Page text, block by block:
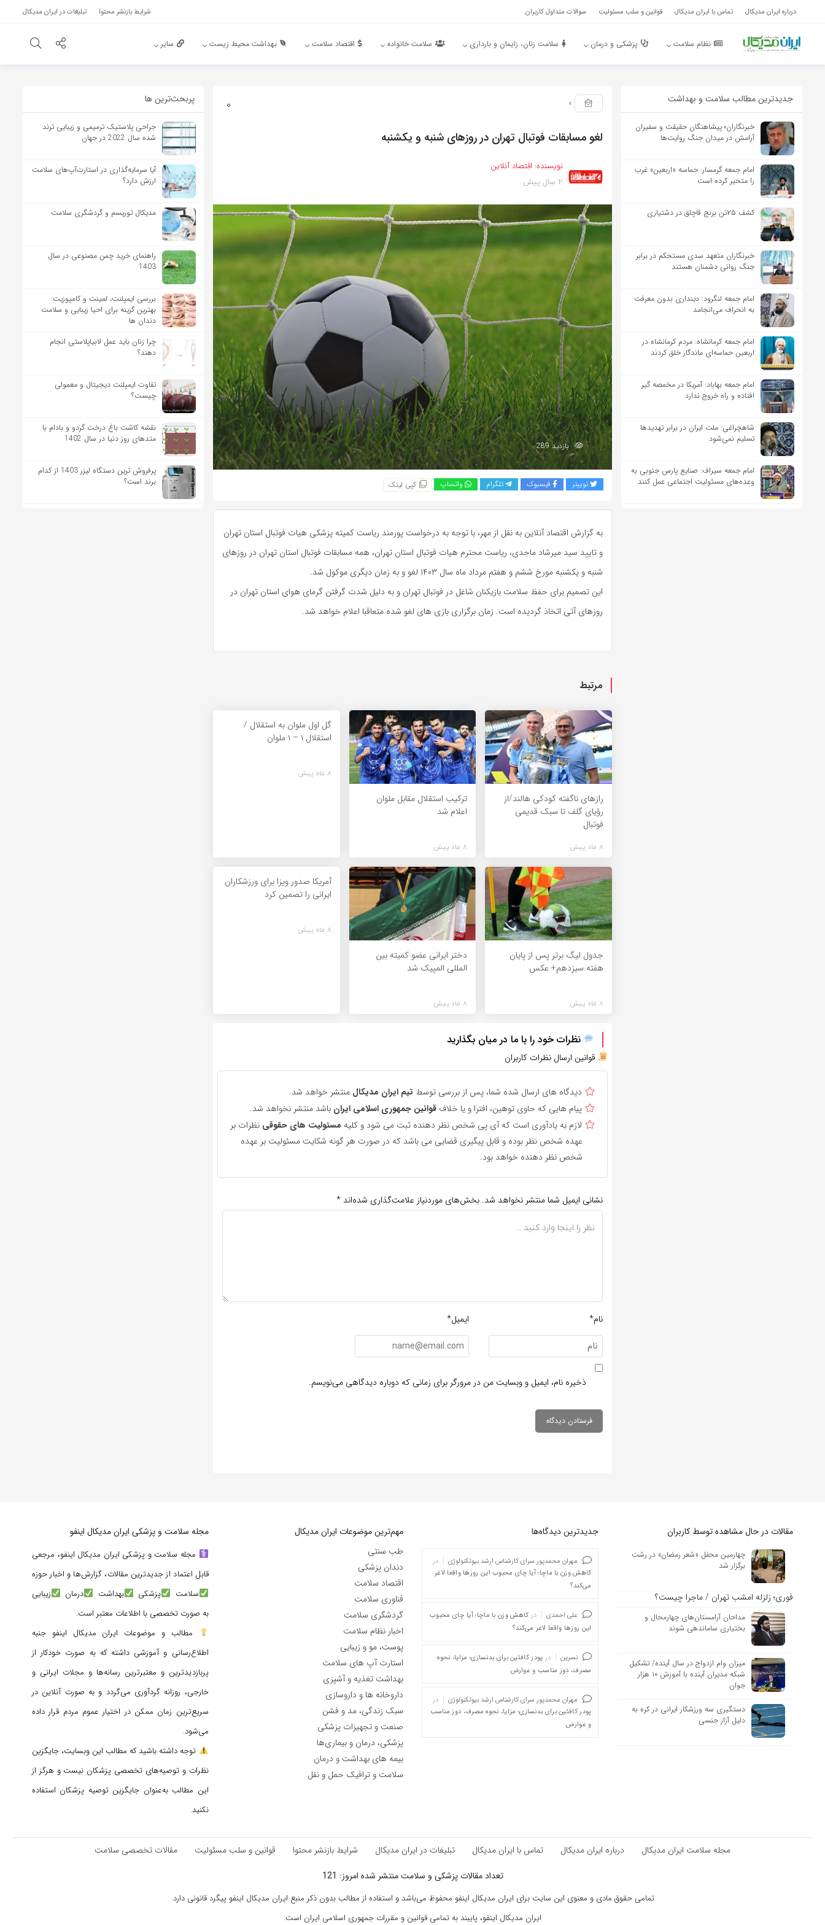
درباره ایران مدیکال تماس با ایران مدیکال قوانین و سلب مسئولیت سوالات متداول کاربران شرایط بازنشر محتوا تبلیغات در ایران مدیکال
نظام سلامت پزشکی و درمان سلامت زنان، زایمان و بارداری سلامت خانواده اقتصاد سلامت بهداشت محیط زیست سایر
جدیدترین مطالب سلامت و بهداشت
خبرنگاران؛ پیشاهنگان حقیقت و سفیران
آرامش در میدان جنگ روایت‌ها
امام جمعه گرمسار: حماسه «اربعین» غرب
را متحیر کرده است
کشف ۲۵تن برنج قاچاق در دشتیاری
خبرنگاران متعهد سدی مستحکم در برابر
جنگ روانی دشمنان هستند
امام جمعه لنگرود: دینداری بدون معرفت
به انحراف می‌انجامد
امام جمعه کرمانشاه: مردم کرمانشاه در
اربعین حماسه‌ای ماندگار خلق کردند
امام جمعه بهاباد: آمریکا در مخمصه گیر
افتاده و راه خروج ندارد
شاهچراغی: ملت ایران در برابر تهدیدها
تسلیم نمی‌شود
امام جمعه سیراف: صنایع پارس جنوبی به
وعده‌های مسئولیت اجتماعی عمل کنند
0
لغو مسابقات فوتبال تهران در روزهای شنبه و یکشنبه
نویسنده: اقتصاد آنلاین
2 سال پیش
بازدید 289
توییتر فیسبوک تلگرام واتساپ کپی لینک
به گزارش اقتصاد آنلاین به نقل از مهر، با توجه به درخواست پورمند ریاست کمیته پزشکی هیات فوتبال استان تهران
و تایید سید میرشاد ماجدی، ریاست محترم هیات فوتبال استان تهران، همه مسابقات فوتبال استان تهران در روزهای
شنبه و یکشنبه مورخ ششم و هفتم مرداد ماه سال ۱۴۰۳ لغو و به زمان دیگری موکول شد.
این تصمیم برای حفظ سلامت بازیکنان شاغل در فوتبال تهران و به دلیل شدت گرفتن گرمای هوای استان تهران در
روزهای آتی اتخاذ گردیده است. زمان برگزاری بازی های لغو شده متعاقبا اعلام خواهد شد.
مرتبط
راز‌های ناگفته کودکی هالند/از
رؤیای گلف تا سبک قدیمی
فوتبال
8 ماه پیش
ترکیب استقلال مقابل ملوان
اعلام شد
8 ماه پیش
گل اول ملوان به استقلال /
استقلال ۱ – ۱ ملوان
8 ماه پیش
جدول لیگ برتر پس از پایان
هفته سیزدهم+ عکس
8 ماه پیش
دختر ایرانی عضو کمیته بین
المللی المپیک شد
8 ماه پیش
آمریکا صدور ویزا برای ورزشکاران
ایرانی را تصمین کرد
8 ماه پیش
نظرات خود را با ما در میان بگذارید
قوانین ارسال نظرات کاربران
دیدگاه های ارسال شده شما، پس از بررسی توسط تیم ایران مدیکال منتشر خواهد شد.
پیام هایی که حاوی توهین، افترا و یا خلاف قوانین جمهوری اسلامی ایران باشد منتشر نخواهد شد.
لازم به یادآوری است که آی پی شخص نظر دهنده ثبت می شود و کلیه مسئولیت های حقوقی نظرات بر
عهده شخص نظر بوده و قابل پیگیری قضایی می باشد که در صورت هر گونه شکایت مسئولیت بر عهده
شخص نظر دهنده خواهد بود.
نشانی ایمیل شما منتشر نخواهد شد. بخش‌های موردنیاز علامت‌گذاری شده‌اند *
نام* ایمیل*
ذخیره نام، ایمیل و وبسایت من در مرورگر برای زمانی که دوباره دیدگاهی می‌نویسم.
پربحث‌‌ترین ها
جراحی پلاستیک ترمیمی و زیبایی ترند
شده سال 2022 در جهان
آیا سرمایه‌گذاری در استارت‌آپ‌های سلامت
ارزش دارد؟
مدیکال توریسم و گردشگری سلامت
راهنمای خرید چمن مصنوعی در سال
1403
بررسی ایمپلنت، لمینت و کامپوزیت:
بهترین گزینه برای احیا زیبایی و سلامت
دندان ها
چرا زنان باید عمل لابیاپلاستی انجام
دهند؟
تفاوت ایمپلنت دیجیتال و معمولی
چیست؟
نقشه کاشت باغ درخت گردو و بادام با
متدهای روز دنیا در سال 1402
پرفروش ترین دستگاه لیزر 1403 از کدام
برند است؟
مقالات در حال مشاهده توسط کاربران
چهارمین محفل «شعر رمضان» در رشت
برگزار شد
فوری؛ زلزله امشب تهران / ماجرا چیست؟
مداحان آرامستان‌های چهارمحال و
بختیاری ساماندهی شوند
میزان وام ازدواج در سال آینده/ تشکیل
شبکه مدیران آینده با آموزش ۱۰ هزار
جوان
دستگیری سه ورزشکار ایرانی در کره به
دلیل آزار جنسی
جدیدترین دیدگاه‌‌ها
مهران محمدپور سرای کارشناس ارشد بیوتکنولوژی
در
کاهش وزن با ماچا؛ آیا چای محبوب این روزها واقعا لاغر
می‌کند؟
علی احمدی در کاهش وزن با ماچا؛ آیا چای محبوب
این روزها واقعا لاغر می‌کند؟
نسرین در پودر کافئین برای بدنسازی؛ مزایا، نحوه
مصرف، دوز مناسب و عوارض
مهران محمدپور سرای کارشناس ارشد بیوتکنولوژی
در
پودر کافئین برای بدنسازی؛ مزایا، نحوه مصرف، دوز مناسب
و عوارض
مهم‌ترین موضوعات ایران مدیکال
طب سنتی
دندان پزشکی
اقتصاد سلامت
فناوری سلامت
گردشگری سلامت
اخبار نظام سلامت
پوست، مو و زیبایی
استارت آپ های سلامت
بهداشت تغذیه و آشپزی
داروخانه ها و داروسازی
سبک زندگی، مد و فشن
صنعت و تجهیزات پزشکی
پزشکی، درمان و بیماری‌ها
بیمه های بهداشت و درمان
سلامت و ترافیک حمل و نقل
مجله سلامت و پزشکی ایران مدیکال اینفو
مجله سلامت و پزشکی ایران مدیکال اینفو، مرجعی
قابل اعتماد از جدیدترین مقالات، گزارش‌ها و اخبار حوزه
سلامت
پزشکی بهداشت درمان
زیبایی
به صورت تخصصی با اطلاعات معتبر است.
مطالب و موضوعات ایران مدیکال اینفو جنبه
اطلاع‌رسانی و آموزشی داشته که به صورت خودکار از
پربازدیدترین و معتبرترین رسانه‌ها و مجلات ایرانی و
خارجی، روزانه گردآوری می‌گردد و به صورت آنلاین در
سریع‌ترین زمان ممکن در اختیار عموم مردم قرار داده
می‌شود.
توجه داشته باشید که مطالب این وبسایت، جایگزین
نظرات و توصیه‌های تخصصی پزشکان نیست و هرگز از
این مطالب به‌عنوان جایگزین توصیه پزشکان استفاده
نکنید.
مجله سلامت ایران مدیکال درباره ایران مدیکال تماس با ایران مدیکال تبلیغات در ایران مدیکال شرایط بازنشر محتوا قوانین و سلب مسئولیت
مقالات تخصصی سلامت
تعداد مقالات پزشکی و سلامت منتشر شده امروز: 121
تمامی حقوق مادی و معنوی این سایت برای ایران مدیکال اینفو محفوظ می‌باشد و استفاده از مطالب بدون ذکر منبع ایران مدیکال اینفو پیگرد قانونی دارد.
ایران مدیکال اینفو، پایبند به تمامی قوانین و مقررات جمهوری اسلامی ایران است.